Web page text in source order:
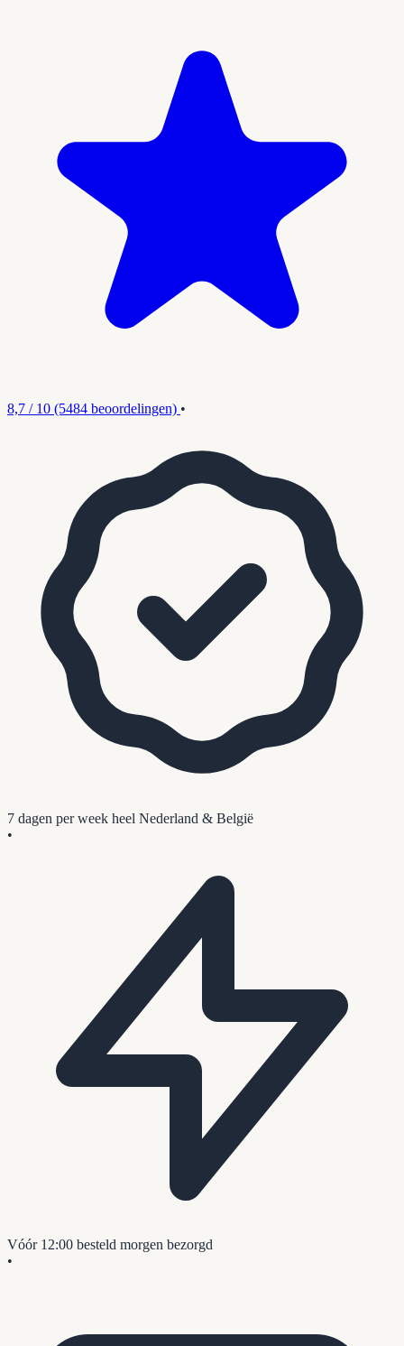
8,7 / 10 (5484 beoordelingen) •
7 dagen per week heel Nederland & België
•
Vóór 12:00 besteld morgen bezorgd
•